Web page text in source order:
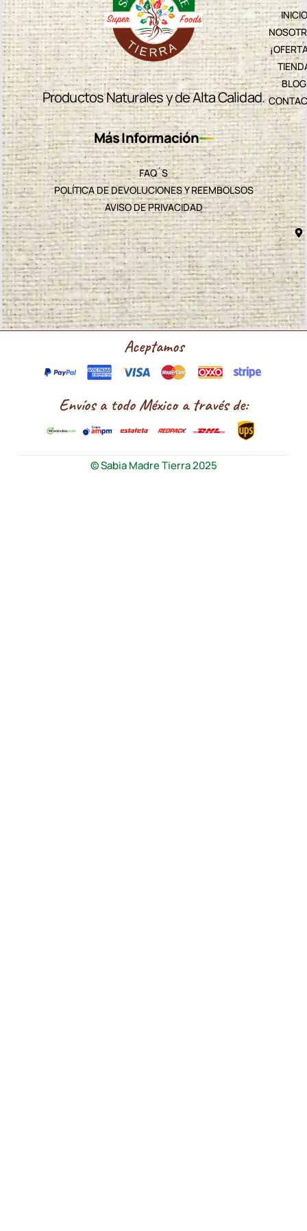
Productos Naturales y de Alta Calidad.
INICIO
BLOG
Más Información
FAQ´S
POLÍTICA DE DEVOLUCIONES Y REEMBOLSOS
AVISO DE PRIVACIDAD
Aceptamos
Envíos a todo México a través de:
© Sabia Madre Tierra 2025